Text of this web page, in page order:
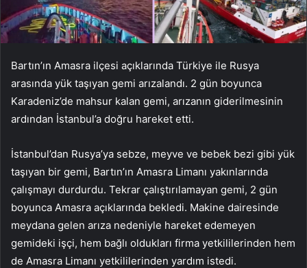
Bartın’ın Amasra ilçesi açıklarında Türkiye ile Rusya
arasında yük taşıyan gemi arızalandı. 2 gün boyunca
Karadeniz’de mahsur kalan gemi, arızanın giderilmesinin
ardından İstanbul’a doğru hareket etti.
İstanbul’dan Rusya’ya sebze, meyve ve bebek bezi gibi yük
taşıyan bir gemi, Bartın’ın Amasra Limanı yakınlarında
çalışmayı durdurdu. Tekrar çalıştırılamayan gemi, 2 gün
boyunca Amasra açıklarında bekledi. Makine dairesinde
meydana gelen arıza nedeniyle hareket edemeyen
gemideki işçi, hem bağlı oldukları firma yetkililerinden hem
de Amasra Limanı yetkililerinden yardım istedi.